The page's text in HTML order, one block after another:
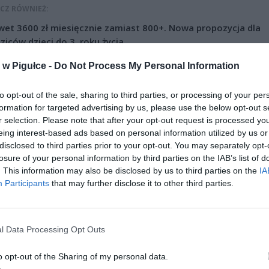
Pigułce - Do Not Process My Personal Information
opt-out of the sale, sharing to third parties, or processing of your
for targeted advertising by us, please use the below opt-out
selection. Please note that after your opt-out request is processed
interest-based ads based on personal information utilized by us
to third parties prior to your opt-out. You may separately
of your personal information by third parties on the IAB’s list of
This information may also be disclosed by us to third parties on the
Participants that may further disclose it to other third parties.
Data Processing Opt Outs
opt-out of the Sharing of my personal data.
RÓWNIEŻ:
3600 zł miesięcznie zamiast 800+. Nowa propozycja dla
dzieci do 3. roku życia
wypłata przy emeryturze od 2200 do 2700 zł
2026 19:14